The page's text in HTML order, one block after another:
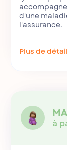
d'une
l'assurance.
Plus de
à